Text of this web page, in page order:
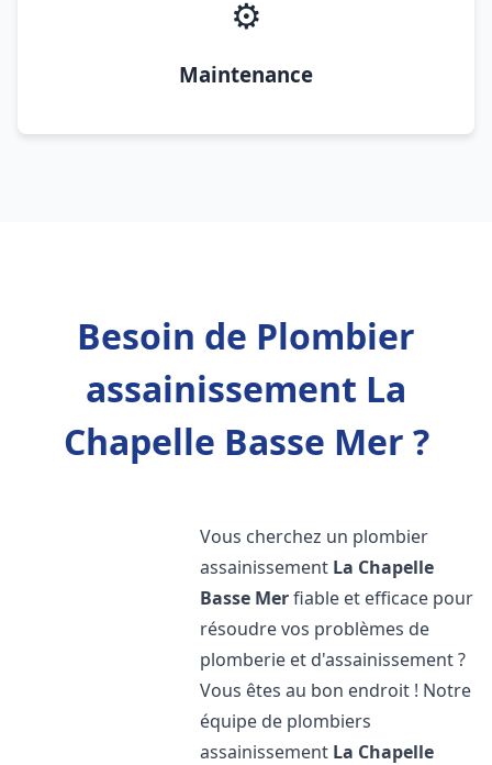
⚙️
Maintenance
Besoin de Plombier
assainissement La
Chapelle Basse Mer ?
Vous cherchez un plombier
assainissement La Chapelle
Basse Merfiable et efficace pour
résoudre vos problèmes de
plomberie et d'assainissement ?
Vous êtes au bon endroit ! Notre
équipe de plombiers
assainissement La Chapelle